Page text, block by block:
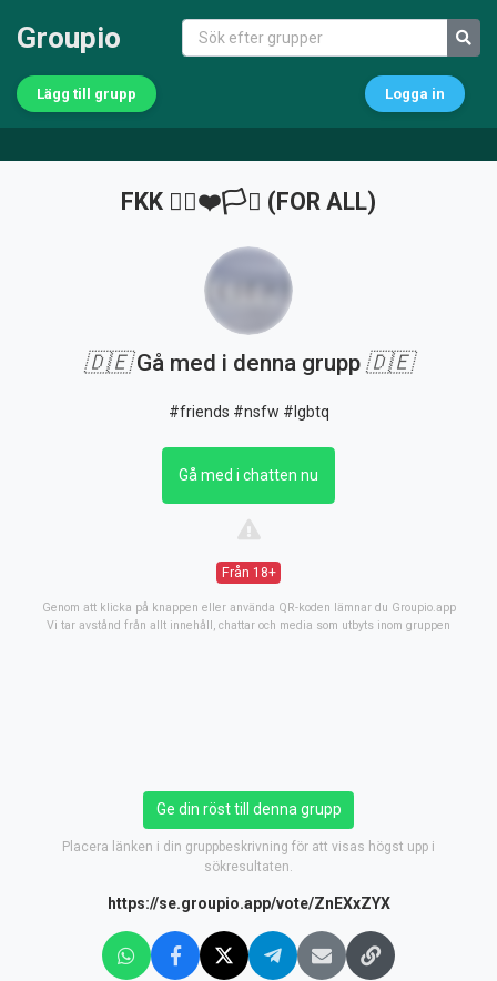
Groupio
Lägg till grupp Logga in
FKK 🏳️‍🌈❤️🏳️‍⚧️ (FOR ALL)
🇩🇪Gå med i denna grupp 🇩🇪
#friends #nsfw #lgbtq
Gå med i chatten nu
Från 18+
Genom att klicka på knappen eller använda QR-koden lämnar du Groupio.app
Vi tar avstånd från allt innehåll, chattar och media som utbyts inom gruppen
Ge din röst till denna grupp
Placera länken i din gruppbeskrivning för att visas högst upp i
sökresultaten.
https://se.groupio.app/vote/ZnEXxZYX